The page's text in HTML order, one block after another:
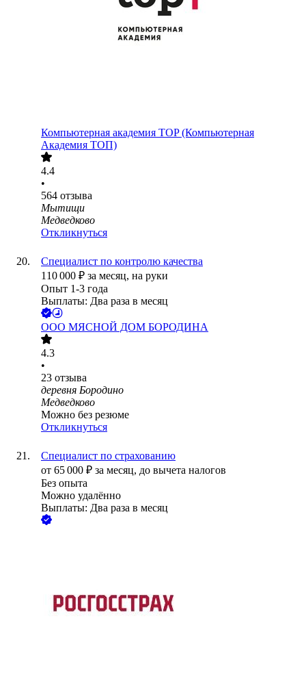
Компьютерная академия TOP (Компьютерная
Академия ТОП)
4.4
•
564 отзыва
Мытищи
Медведково
Откликнуться
Специалист по контролю качества
110 000 ₽ за месяц, на руки
Опыт 1-3 года
Выплаты: Два раза в месяц
ООО МЯСНОЙ ДОМ БОРОДИНА
4.3
•
23 отзыва
деревня Бородино
Медведково
Можно без резюме
Откликнуться
Специалист по страхованию
от 65 000 ₽ за месяц, до вычета налогов
Без опыта
Можно удалённо
Выплаты: Два раза в месяц